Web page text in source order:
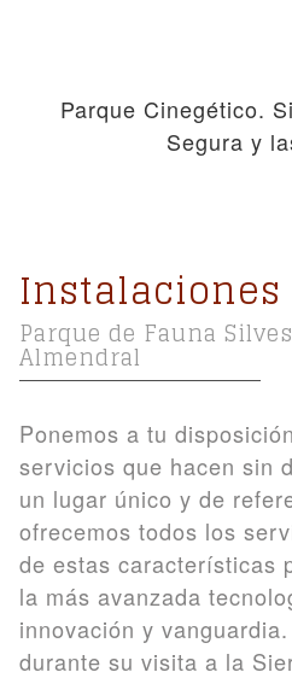
Parque Cinegético.
Segura y
Parque de Fauna
Almendral
Ponemos a tu
servicios que hacen sin
un lugar único y de
ofrecemos todos los
de estas características
la más avanzada
innovación y
durante su visita a la